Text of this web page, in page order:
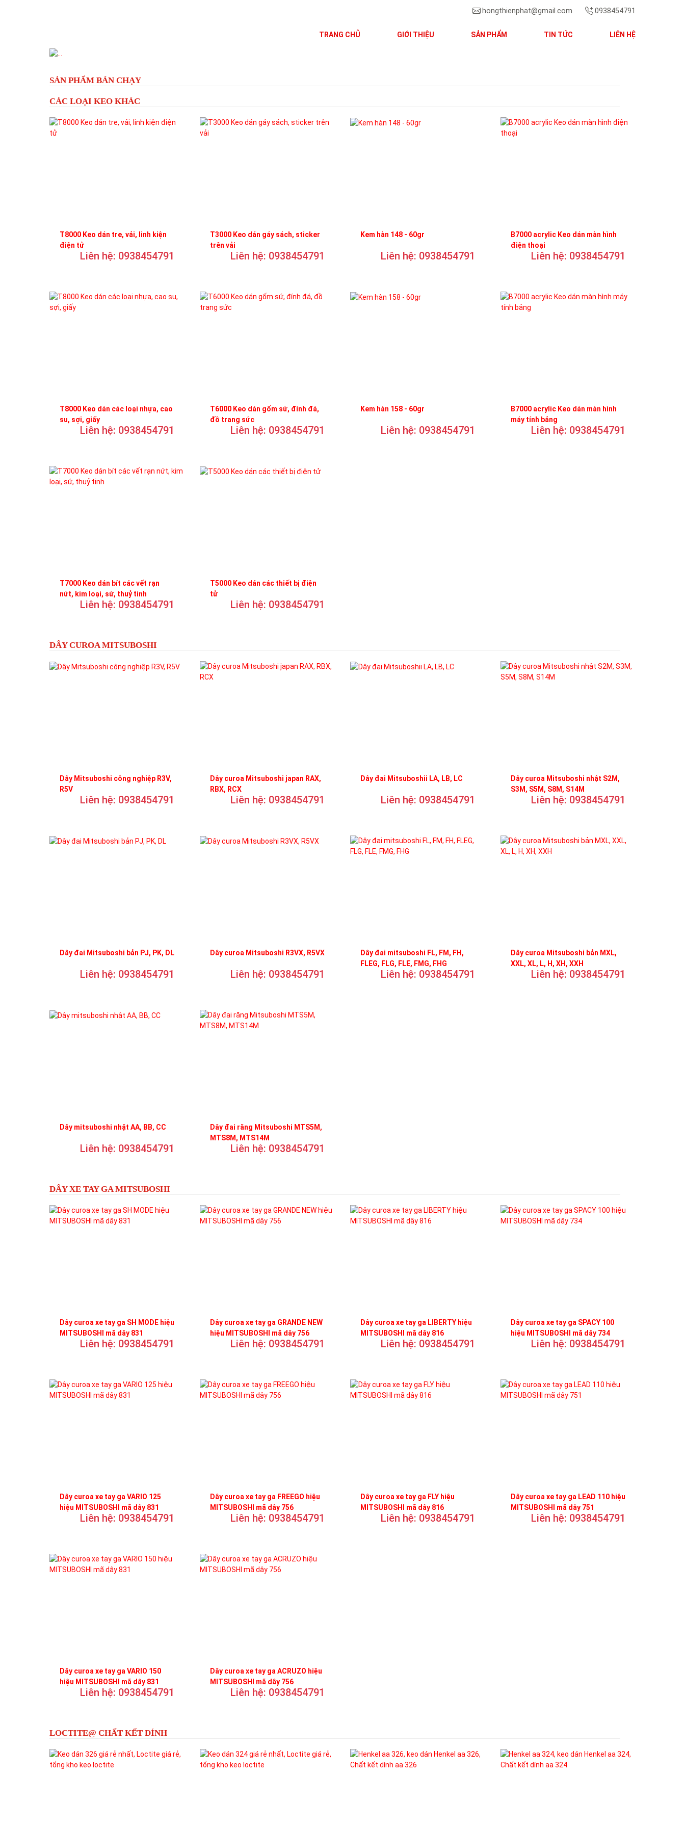
hongthienphat@gmail.com 0938454791
TRANG CHỦ GIỚI THIỆU SẢN PHẨM TIN TỨC LIÊN HỆ
SẢN PHẨM BÁN CHẠY
CÁC LOẠI KEO KHÁC
T8000 Keo dán tre, vải, linh kiện
điện tử
Liên hệ: 0938454791
T3000 Keo dán gáy sách, sticker
trên vải
Liên hệ: 0938454791
Kem hàn 148 - 60gr
Liên hệ: 0938454791
B7000 acrylic Keo dán màn hình
điện thoại
Liên hệ: 0938454791
T8000 Keo dán các loại nhựa, cao
su, sợi, giấy
Liên hệ: 0938454791
T6000 Keo dán gốm sứ, đính đá,
đồ trang sức
Liên hệ: 0938454791
Kem hàn 158 - 60gr
Liên hệ: 0938454791
B7000 acrylic Keo dán màn hình
máy tính bảng
Liên hệ: 0938454791
T7000 Keo dán bít các vết rạn
nứt, kim loại, sứ, thuỷ tinh
Liên hệ: 0938454791
T5000 Keo dán các thiết bị điện
tử
Liên hệ: 0938454791
DÂY CUROA MITSUBOSHI
Dây Mitsuboshi công nghiệp R3V,
R5V
Liên hệ: 0938454791
Dây curoa Mitsuboshi japan RAX,
RBX, RCX
Liên hệ: 0938454791
Dây đai Mitsuboshii LA, LB, LC
Liên hệ: 0938454791
Dây curoa Mitsuboshi nhật S2M,
S3M, S5M, S8M, S14M
Liên hệ: 0938454791
Dây đai Mitsuboshi bản PJ, PK, DL
Liên hệ: 0938454791
Dây curoa Mitsuboshi R3VX, R5VX
Liên hệ: 0938454791
Dây đai mitsuboshi FL, FM, FH,
FLEG, FLG, FLE, FMG, FHG
Liên hệ: 0938454791
Dây curoa Mitsuboshi bản MXL,
XXL, XL, L, H, XH, XXH
Liên hệ: 0938454791
Dây mitsuboshi nhật AA, BB, CC
Liên hệ: 0938454791
Dây đai răng Mitsuboshi MTS5M,
MTS8M, MTS14M
Liên hệ: 0938454791
DÂY XE TAY GA MITSUBOSHI
Dây curoa xe tay ga SH MODE hiệu
MITSUBOSHI mã dây 831
Liên hệ: 0938454791
Dây curoa xe tay ga GRANDE NEW
hiệu MITSUBOSHI mã dây 756
Liên hệ: 0938454791
Dây curoa xe tay ga LIBERTY hiệu
MITSUBOSHI mã dây 816
Liên hệ: 0938454791
Dây curoa xe tay ga SPACY 100
hiệu MITSUBOSHI mã dây 734
Liên hệ: 0938454791
Dây curoa xe tay ga VARIO 125
hiệu MITSUBOSHI mã dây 831
Liên hệ: 0938454791
Dây curoa xe tay ga FREEGO hiệu
MITSUBOSHI mã dây 756
Liên hệ: 0938454791
Dây curoa xe tay ga FLY hiệu
MITSUBOSHI mã dây 816
Liên hệ: 0938454791
Dây curoa xe tay ga LEAD 110 hiệu
MITSUBOSHI mã dây 751
Liên hệ: 0938454791
Dây curoa xe tay ga VARIO 150
hiệu MITSUBOSHI mã dây 831
Liên hệ: 0938454791
Dây curoa xe tay ga ACRUZO hiệu
MITSUBOSHI mã dây 756
Liên hệ: 0938454791
LOCTITE@ CHẤT KẾT DÍNH